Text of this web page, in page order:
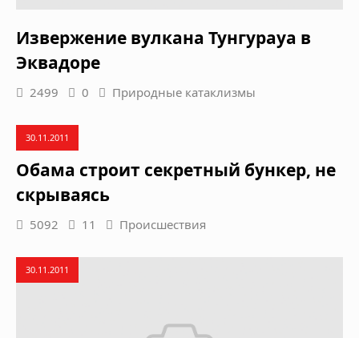
Извержение вулкана Тунгурауа в
Эквадоре
2499 0 Природные катаклизмы
30.11.2011
Обама строит секретный бункер, не
скрываясь
5092 11 Происшествия
30.11.2011